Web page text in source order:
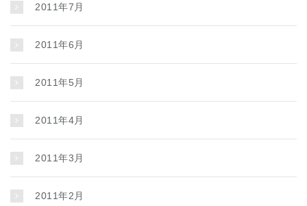
2011年7月
2011年6月
2011年5月
2011年4月
2011年3月
2011年2月